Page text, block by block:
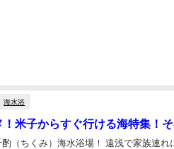
海水浴
！米子からすぐ行ける海特集！
（ちくみ）海水浴場！ 遠浅で家族連れ